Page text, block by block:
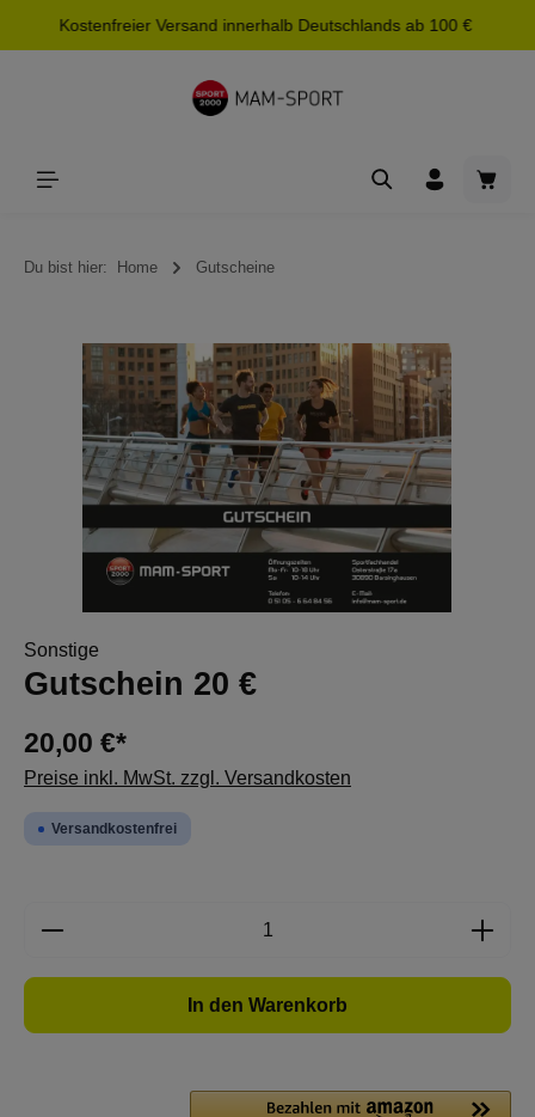
springen
Kostenfreier Versand innerhalb Deutschlands ab 100 €
Du bist hier: Home Gutscheine
Bildergalerie überspringen
Sonstige
Gutschein 20 €
20,00 €*
Preise inkl. MwSt. zzgl. Versandkosten
Versandkostenfrei
Produkt Anzahl: Gib den gewünschten
In den Warenkorb